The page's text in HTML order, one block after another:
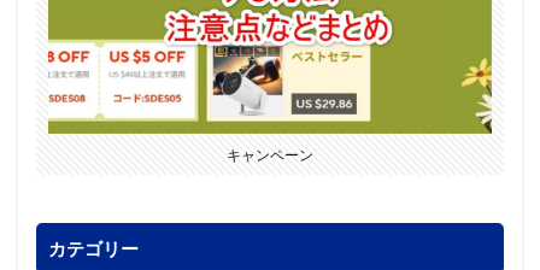
キャンペーン
カテゴリー